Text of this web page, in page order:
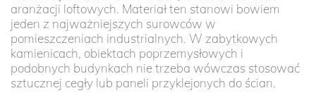
aranżacji loftowych. Materiał ten stanowi bowiem
jeden z najważniejszych surowców w
pomieszczeniach industrialnych. W zabytkowych
kamienicach, obiektach poprzemysłowych i
podobnych budynkach nie trzeba wówczas stosować
sztucznej cegły lub paneli przyklejonych do ścian.